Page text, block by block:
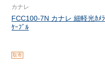
カナレ
FCC100-7N カナレ 細軽光ｶﾒﾗ
ｹｰﾌﾞﾙ
取寄